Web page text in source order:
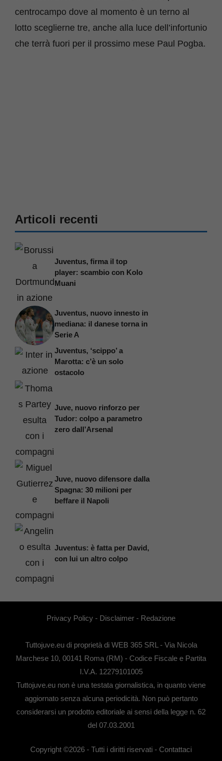
centrocampo dove al momento è un terno al
lotto sceglierne tre, anche alla luce dell’infortunio
che terrà fuori per il prossimo mese Paul Pogba.
Articoli recenti
Juventus, firma il top
player: scambio con Kolo
Muani
Juventus, nuovo innesto in
mediana: il danese torna in
Serie A
Juventus, ‘scippo’ a
Marotta: c’è un solo
ostacolo
Juve, nuovo rinforzo per
Tudor: colpo a parametro
zero dall’Arsenal
Juve, nuovo difensore dalla
Spagna: 30 milioni per
beffare il Napoli
Juventus: è fatta per David,
con lui un altro colpo
Privacy Policy - Disclaimer - Redazione
Tuttojuve.eu di proprietà di WEB 365 SRL - Via Nicola
Marchese 10, 00141 Roma (RM) - Codice Fiscale e Partita
I.V.A. 12279101005
Tuttojuve.eu non è una testata giornalistica, in quanto viene
aggiornato senza alcuna periodicità. Non può pertanto
considerarsi un prodotto editoriale ai sensi della legge n. 62
del 07.03.2001
Copyright ©2026 - Tutti i diritti riservati - Contattaci